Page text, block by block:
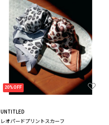
20%OFF
UNTITLED
レオパードプリントスカーフ